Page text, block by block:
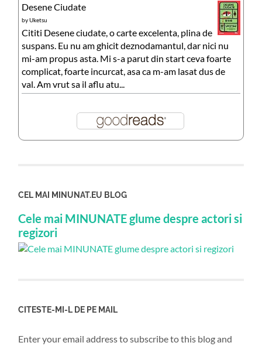
Desene Ciudate
byUketsu
Cititi Desene ciudate, o carte excelenta, plina de
suspans. Eu nu am ghicit deznodamantul, dar nici nu
mi-am propus asta. Mi s-a parut din start ceva foarte
complicat, foarte incurcat, asa ca m-am lasat dus de
val. Am vrut sa il aflu atu...
CEL MAI MINUNAT.EU BLOG
Cele mai MINUNATE glume despre actori si
regizori
CITESTE-MI-L DE PE MAIL
Enter your email address to subscribe to this blog and